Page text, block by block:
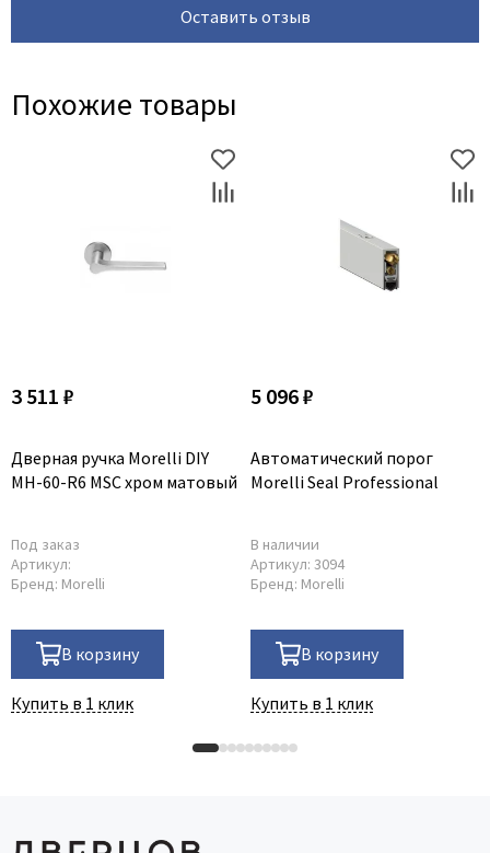
Porta Di Parma
Portika
Protector
Regidoors
Uberture
Venezia Unique
Viporte
Zadoor
Оставить отзыв
Похожие товары
3 511 ₽
Дверная ручка Morelli DIY
MH-60-R6 MSC хром матовый
Под заказ
Артикул:
Бренд: Morelli
В корзину
Купить в 1 клик
5 096 ₽
Автоматический порог
Morelli Seal Professional
В наличии
Артикул: 3094
Бренд: Morelli
В корзину
Купить в 1 клик